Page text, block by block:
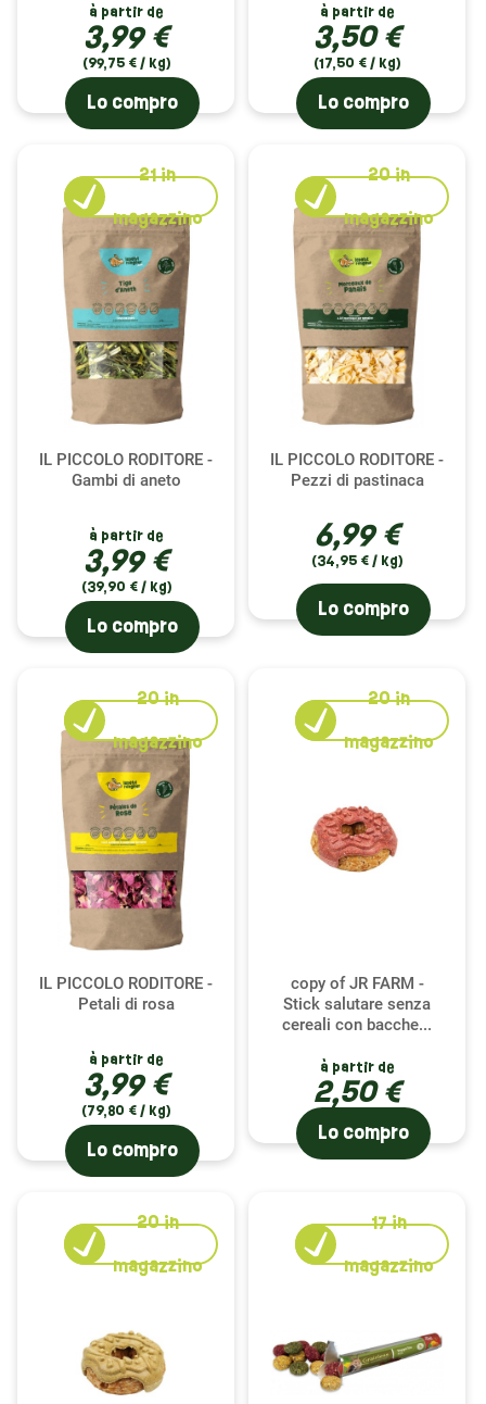
à partir de
3,99 €
(99,75 € / kg)
Lo compro
à partir de
3,50 €
(17,50 € / kg)
Lo compro
IL PICCOLO RODITORE -
Gambi di aneto
à partir de
3,99 €
(39,90 € / kg)
21in
magazzino
Lo compro
IL PICCOLO RODITORE -
Pezzi di pastinaca
6,99 €
(34,95 € / kg)
20in
magazzino
Lo compro
IL PICCOLO RODITORE -
Petali di rosa
à partir de
3,99 €
(79,80 € / kg)
20in
magazzino
Lo compro
copy of JR FARM -
Stick salutare senza
cereali con bacche...
à partir de
2,50 €
20in
magazzino
Lo compro
20in
magazzino
17in
magazzino